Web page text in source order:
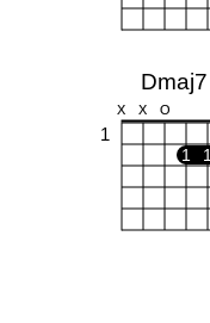
Dmaj7
X X O
1
1 1